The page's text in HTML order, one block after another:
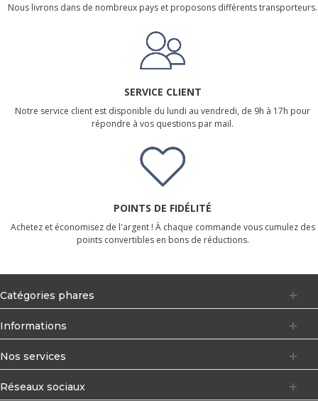
Nous livrons dans de nombreux pays et proposons différents transporteurs.
SERVICE CLIENT
Notre service client est disponible du lundi au vendredi, de 9h à 17h pour
répondre à vos questions par mail.
POINTS DE FIDÉLITÉ
Achetez et économisez de l'argent ! À chaque commande vous cumulez des
points convertibles en bons de réductions.
Catégories phares
Informations
Nos services
Réseaux sociaux